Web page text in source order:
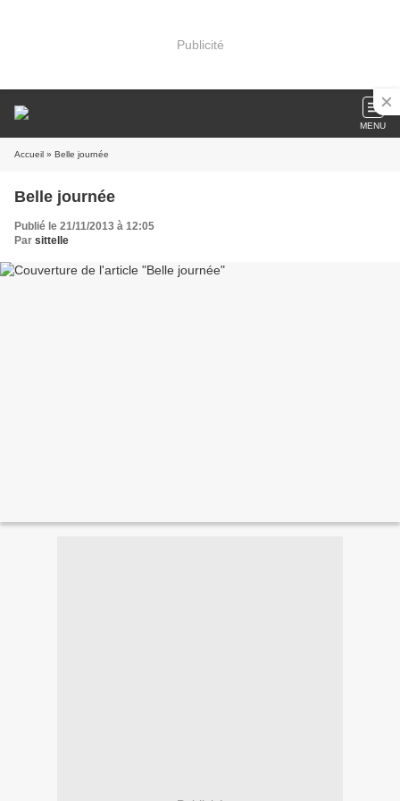
Publicité
MENU
Accueil » Belle journée
Belle journée
Publié le 21/11/2013 à 12:05
Par sittelle